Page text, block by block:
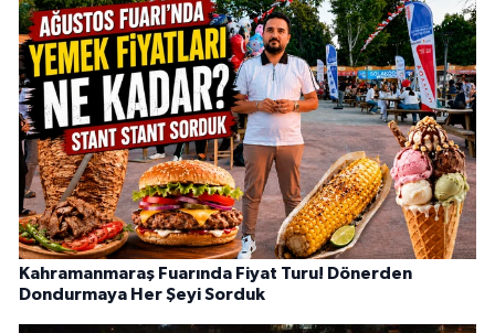
Kahramanmaraş Fuarında Fiyat Turu! Dönerden
Dondurmaya Her Şeyi Sorduk